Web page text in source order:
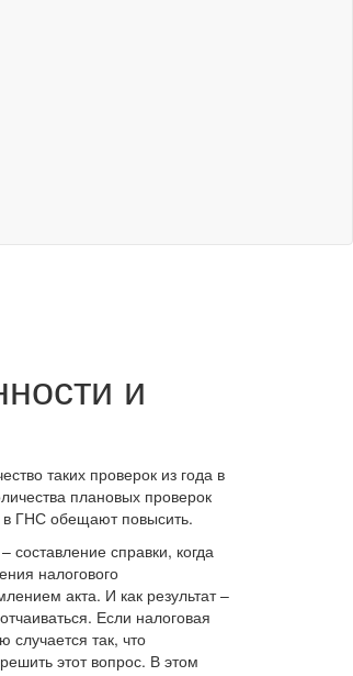
и
таких проверок из года в
плановых проверок
в ГНС обещают повысить.
справки, когда
налогового
акта. И как результат –
Если налоговая
случается так, что
этот вопрос. В этом